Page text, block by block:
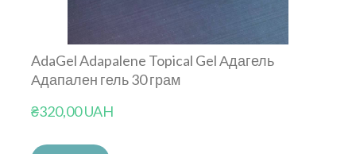
AdaGel Adapalene Topical Gel Адагель
Адапален гель 30 грам
₴320,00 UAH